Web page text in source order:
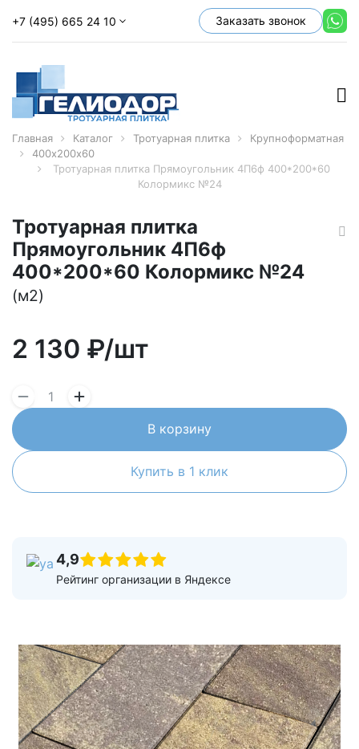
+7 (495) 665 24 10 Заказать звонок
Главная Каталог Тротуарная плитка
Крупноформатная
400х200х60
Тротуарная плитка Прямоугольник 4П6ф 400*200*60
Колормикс №24
Тротуарная плитка
Прямоугольник 4П6ф
400*200*60 Колормикс №24
(м2)
2 130 ₽/шт
В корзину
Купить в 1 клик
4,9
Рейтинг организации в Яндексе